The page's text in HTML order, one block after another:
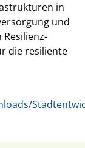
in
und
die resiliente